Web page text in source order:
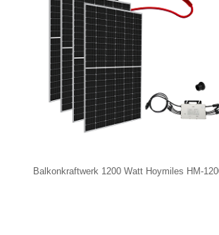
Balkonkraftwerk 1200 Watt Hoymiles HM-